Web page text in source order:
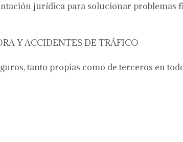
jurídica para solucionar problemas
Y ACCIDENTES DE TRÁFICO
tanto propias como de terceros en